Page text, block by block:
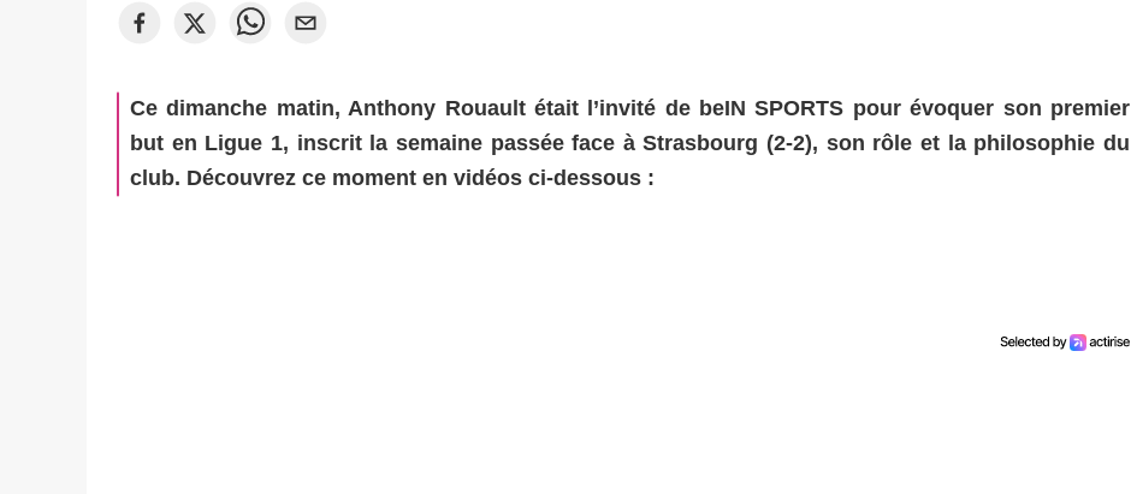
Ce dimanche matin, Anthony Rouault était l’invité de beIN SPORTS pour évoquer son premier
but en Ligue 1, inscrit la semaine passée face à Strasbourg (2-2), son rôle et la philosophie du
club. Découvrez ce moment en vidéos ci-dessous :